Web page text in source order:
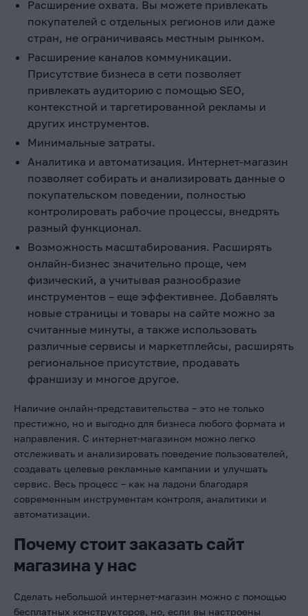
Расширение охвата. Вы можете привлекать
покупателей с отдельных регионов или даже
стран, не ограничиваясь местным рынком.
Расширение каналов коммуникации.
Присутствие бизнеса в сети позволяет
привлекать аудиторию с помощью SEO,
контекстной и таргетированной рекламы и
других инструментов.
Минимальные затраты.
Аналитика и автоматизация. Интернет-магазин
позволяет собирать и анализировать данные о
покупательском поведении, полностью
контролировать рабочие процессы, внедрять
разный функционал.
Возможность масштабирования. Расширять
онлайн-бизнес значительно проще, чем
физический, а учитывая разнообразие
инструментов – еще эффективнее. Добавлять
новые страницы и товары на сайте можно за
считанные минуты, а также использовать
различные сервисы и маркетплейсы, расширять
региональное присутствие, продавать
франшизу и многое другое.
Наличие онлайн-представительства – это не только
престижно, но и выгодно для бизнеса любого формата и
направления. С интернет-магазином можно легко
отслеживать и анализировать поведение пользователей,
создавать целевые рекламные кампании и улучшать
сервис. Весь процесс – как на ладони благодаря
современным инструментам контроля, аналитики и
автоматизации.
Почему стоит заказать сайт
магазина у нас
Сделать небольшой интернет-магазин можно с помощью
бесплатных конструкторов, но, если вы настроены